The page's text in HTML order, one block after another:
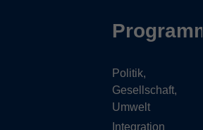
Programm
Politik,
Gesellschaft,
Umwelt
Integration